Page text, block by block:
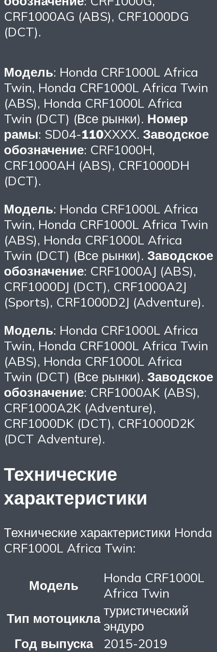
CRF1000AG (ABS), CRF1000DG
(DCT).
Модель: Honda CRF1000L Africa
Twin, Honda CRF1000L Africa Twin
(ABS), Honda CRF1000L Africa
Twin (DCT) (Все рынки). Номер
рамы: SD04-110XXXX. Заводское
обозначение: CRF1000H,
CRF1000AH (ABS), CRF1000DH
(DCT).
Модель: Honda CRF1000L Africa
Twin, Honda CRF1000L Africa Twin
(ABS), Honda CRF1000L Africa
Twin (DCT) (Все рынки). Заводское
обозначение: CRF1000AJ (ABS),
CRF1000DJ (DCT), CRF1000A2J
(Sports), CRF1000D2J (Adventure).
Модель: Honda CRF1000L Africa
Twin, Honda CRF1000L Africa Twin
(ABS), Honda CRF1000L Africa
Twin (DCT) (Все рынки). Заводское
обозначение: CRF1000AK (ABS),
CRF1000A2K (Adventure),
CRF1000DK (DCT), CRF1000D2K
(DCT Adventure).
Технические
характеристики
Технические характеристики Honda
CRF1000L Africa Twin:
Модель
Honda CRF1000L
Africa Twin
Тип мотоцикла туристический
эндуро
Год выпуска
2015-2019